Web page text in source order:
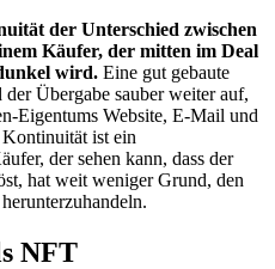
der Unterschied zwischen
Käufer, der mitten im Deal
wird. Eine gut gebaute
Übergabe sauber weiter auf,
Eigentums Website, E-Mail und
ist ein
der sehen kann, dass der
hat weit weniger Grund, den
NFT